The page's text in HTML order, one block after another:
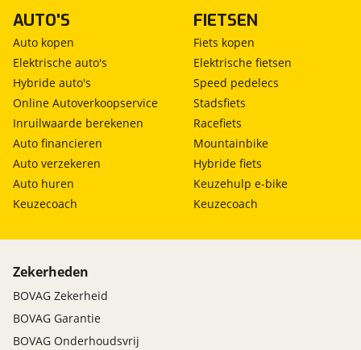
zijwind assistent
uitgebreide poetsbeurt. -Waxoyl lakverzegeling. -
Aircoservice. Dit afleverpakket bevat: BOVAG
garantie (12 maanden); BOVAG 40-Puntencheck;
Nieuwe APK. Deze Ford is verkrijgbaar met dit
afleverpakket in plaats van het standaardpakket
voor een meerprijs van € 995.
aanbieder te brengen. Lees hier meer over in
privacyverklaring
AUTO'S
Auto kopen
Elektrische auto's
Hybride auto's
Online Autoverkoopservice
Inruilwaarde berekenen
Auto financieren
Auto verzekeren
Auto huren
Keuzecoach
FIETSEN
Fiets kopen
Elektrische fietsen
Speed pedelecs
Stadsfiets
Racefiets
Mountainbike
Hybride fiets
Keuzehulp e-bike
Keuzecoach
Zekerheden
BOVAG Zekerheid
BOVAG Garantie
BOVAG Onderhoudsvrij